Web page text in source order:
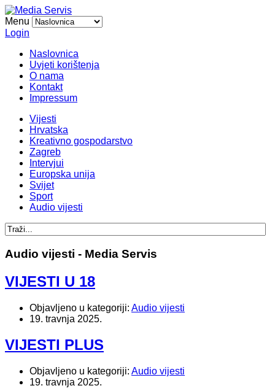
Menu
Login
Naslovnica
Uvjeti korištenja
O nama
Kontakt
Impressum
Vijesti
Hrvatska
Kreativno gospodarstvo
Zagreb
Intervjui
Europska unija
Svijet
Sport
Audio vijesti
Audio vijesti - Media Servis
VIJESTI U 18
Objavljeno u kategoriji: Audio vijesti
19. travnja 2025.
VIJESTI PLUS
Objavljeno u kategoriji: Audio vijesti
19. travnja 2025.